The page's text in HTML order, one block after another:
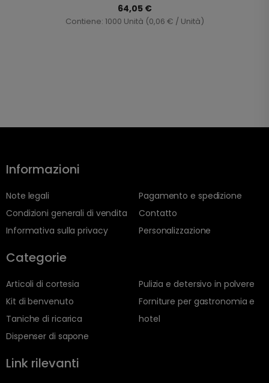
64,05 €
Contiene: 1000 Unità (0,06 € / Unità)
Informazioni
Note legali
Condizioni generali di vendita
Informativa sulla privacy
Pagamento e spedizione
Contatto
Personalizzazione
Categorie
Articoli di cortesia
Kit di benvenuto
Taniche di ricarica
Dispenser di sapone
Pulizia e detersivo in polvere
Forniture per gastronomia e
hotel
Link rilevanti